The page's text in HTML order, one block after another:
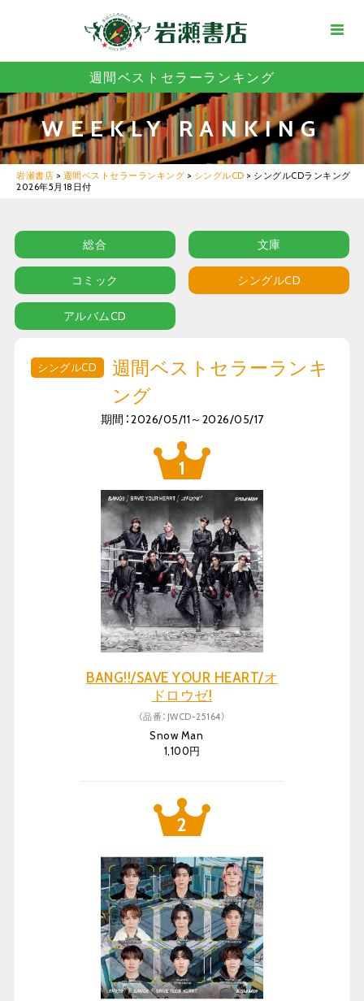
週間ベストセラーランキング
WEEKLY RANKING
岩瀬書店 > 週間ベストセラーランキング > シングルCD > シングルCDランキング
2026年5月18日付
総合 文庫
コミック シングルCD
アルバムCD
シングルCD
週間ベストセラーランキ
ング
期間：2026/05/11～2026/05/17
BANG!!/SAVE YOUR HEART/オ
ドロウゼ!
（品番：JWCD-25164）
Snow Man
1,100円